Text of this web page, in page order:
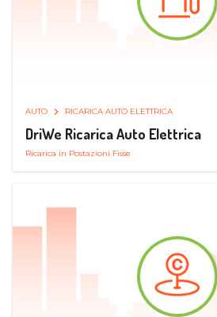
AUTO RICARICA AUTO ELETTRICA
DriWe Ricarica Auto Elettrica
Ricarica in Postazioni Fisse